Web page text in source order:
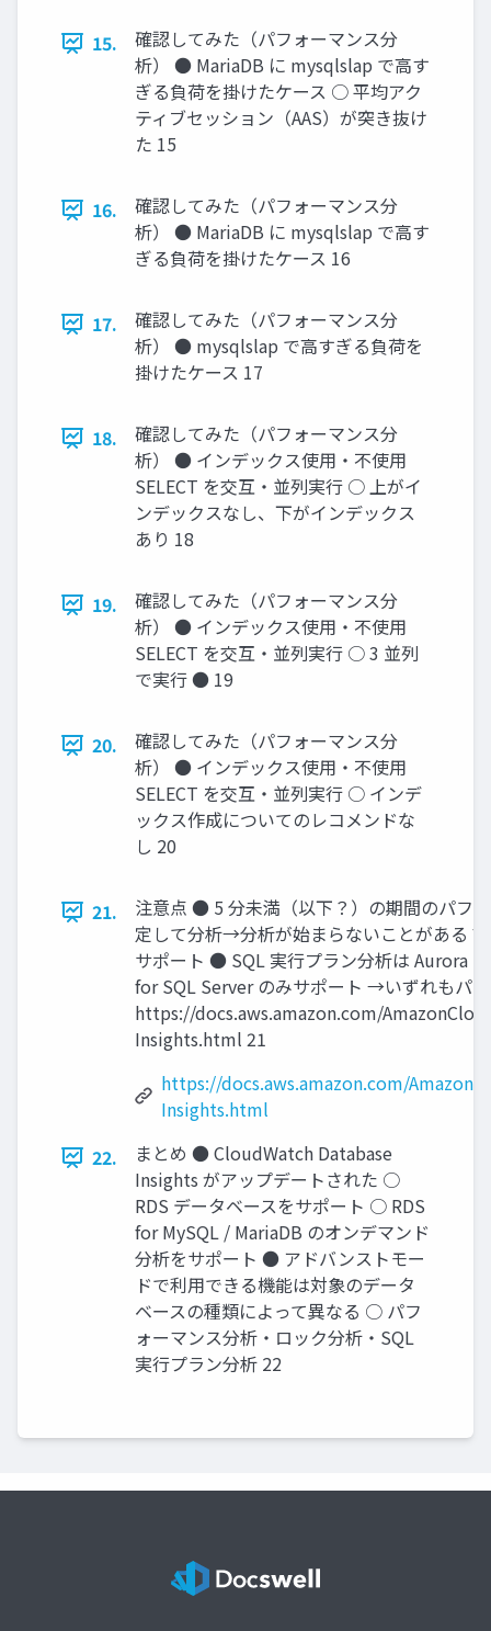
15.
確認してみた（パフォーマンス分
析） ● MariaDB に mysqlslap で高す
ぎる負荷を掛けたケース ○ 平均アク
ティブセッション（AAS）が突き抜け
た 15
16.
確認してみた（パフォーマンス分
析） ● MariaDB に mysqlslap で高す
ぎる負荷を掛けたケース 16
17.
確認してみた（パフォーマンス分
析） ● mysqlslap で高すぎる負荷を
掛けたケース 17
18.
確認してみた（パフォーマンス分
析） ● インデックス使用・不使用
SELECT を交互・並列実行 ○ 上がイ
ンデックスなし、下がインデックス
あり 18
19.
確認してみた（パフォーマンス分
析） ● インデックス使用・不使用
SELECT を交互・並列実行 ○ 3 並列
で実行 ● 19
20.
確認してみた（パフォーマンス分
析） ● インデックス使用・不使用
SELECT を交互・並列実行 ○ インデ
ックス作成についてのレコメンドな
し 20
21.
注意点 ● 5 分未満（以下？）の期間のパフ
定して分析→分析が始まらないことがある
サポート ● SQL 実行プラン分析は Aurora
for SQL Server のみサポート →いずれもパ
https://docs.aws.amazon.com/
Insights.html 21
https://docs.aws.amazon.com/
Insights.html
22.
まとめ ● CloudWatch Database
Insights がアップデートされた ○
RDS データベースをサポート ○ RDS
for MySQL / MariaDB のオンデマンド
分析をサポート ● アドバンストモー
ドで利用できる機能は対象のデータ
ベースの種類によって異なる ○ パフ
ォーマンス分析・ロック分析・SQL
実行プラン分析 22